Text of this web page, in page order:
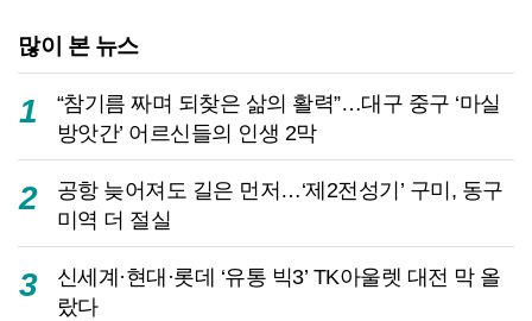
많이 본 뉴스
1
“참기름 짜며 되찾은 삶의 활력”…대구 중구 ‘마실
방앗간’ 어르신들의 인생 2막
2
공항 늦어져도 길은 먼저…‘제2전성기’ 구미, 동구
미역 더 절실
3
신세계·현대·롯데 ‘유통 빅3’ TK아울렛 대전 막 올
랐다